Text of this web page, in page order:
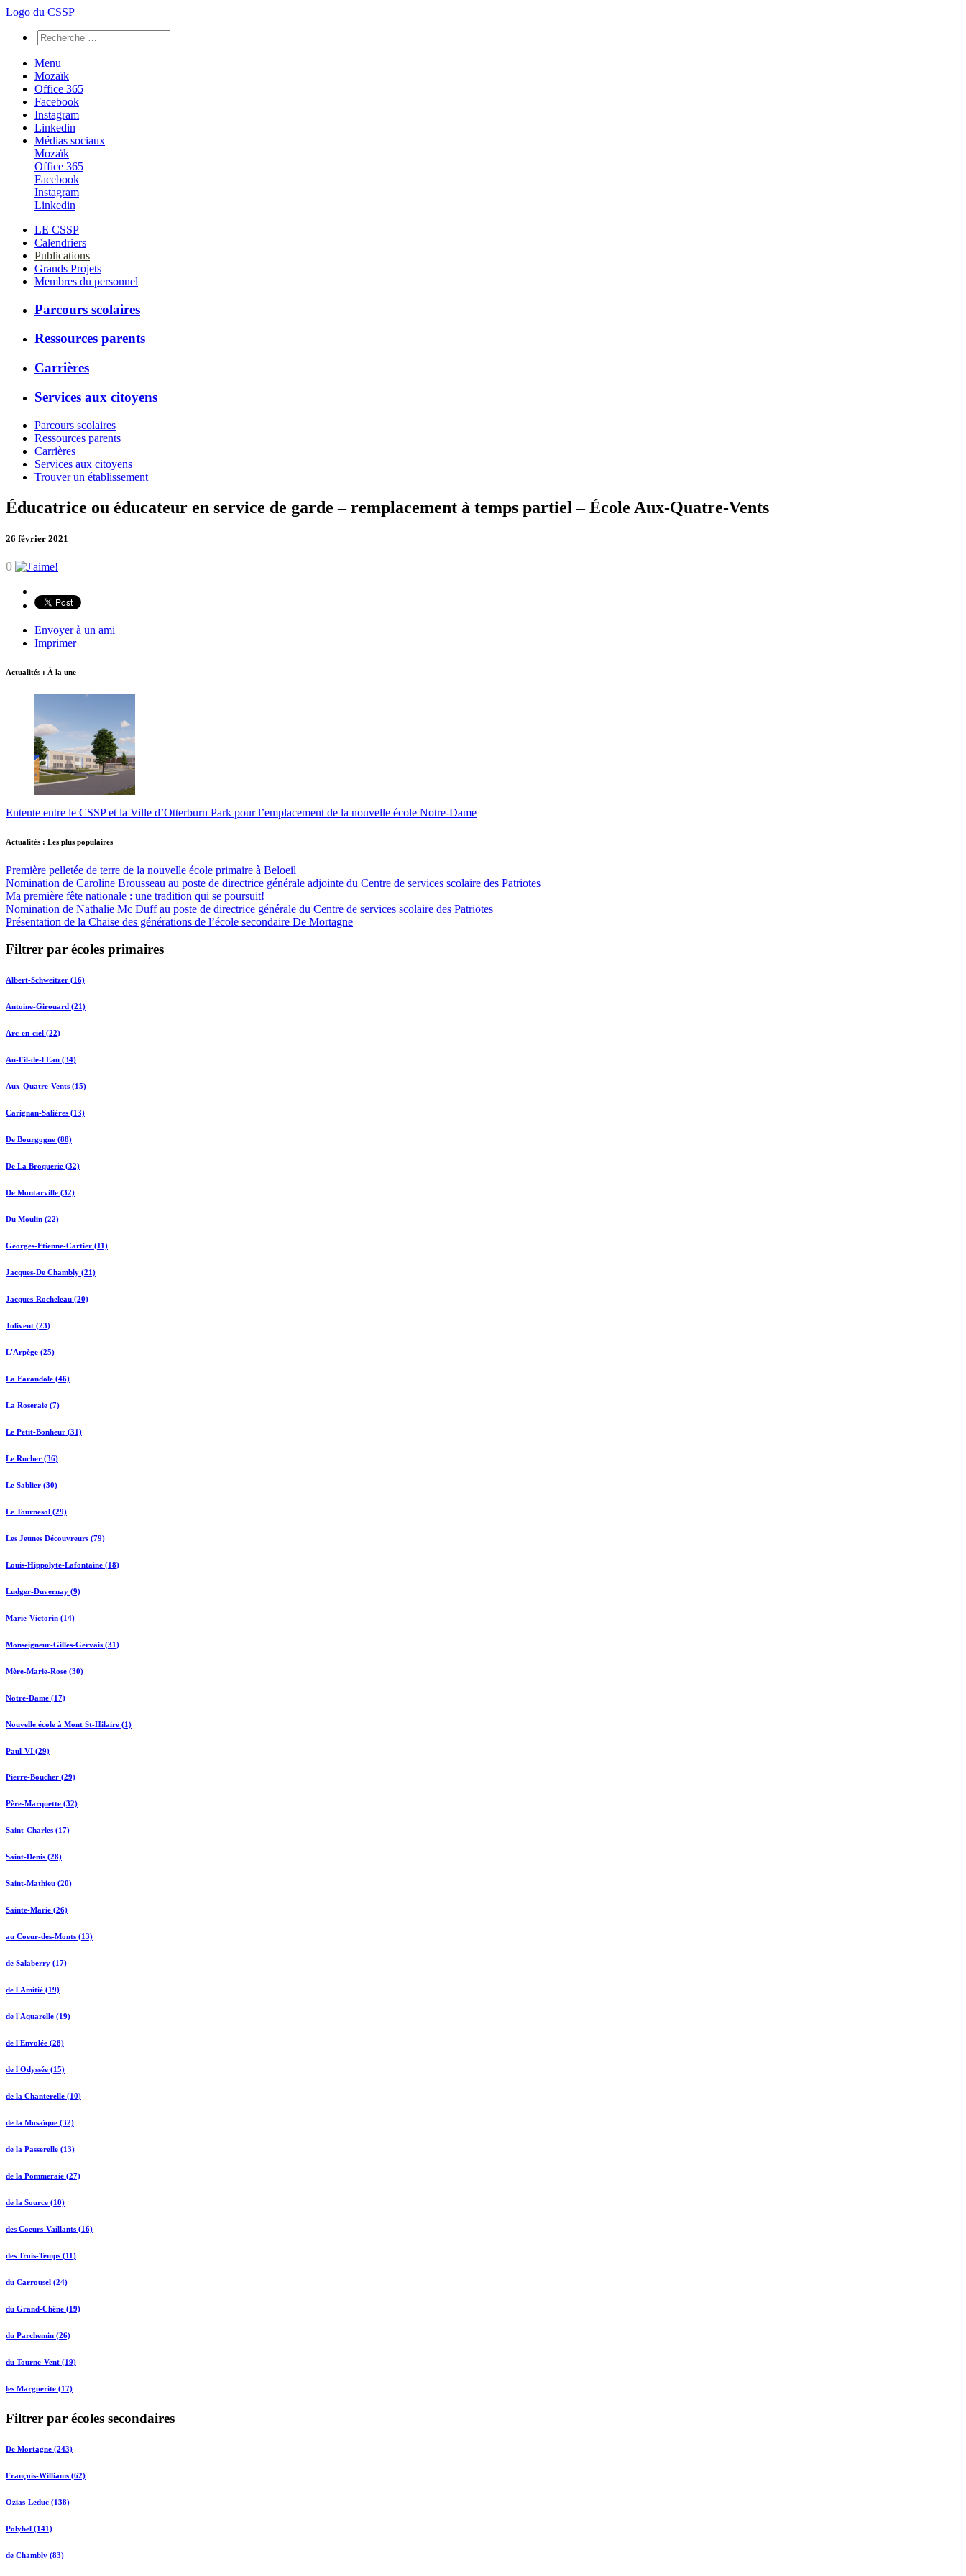
Logo du CSSP
Menu
Mozaïk
Office 365
Facebook
Instagram
Linkedin
Médias sociaux
Mozaïk
Office 365
Facebook
Instagram
Linkedin
LE CSSP
Calendriers
Publications
Grands Projets
Membres du personnel
Parcours scolaires
Ressources parents
Carrières
Services aux citoyens
Parcours scolaires
Ressources parents
Carrières
Services aux citoyens
Trouver un établissement
Éducatrice ou éducateur en service de garde – remplacement à temps partiel – École Aux-Quatre-Vents
26 février 2021
0
Envoyer à un ami
Imprimer
Actualités : À la une
Entente entre le CSSP et la Ville d’Otterburn Park pour l’emplacement de la nouvelle école Notre-Dame
Actualités : Les plus populaires
Première pelletée de terre de la nouvelle école primaire à Beloeil
Nomination de Caroline Brousseau au poste de directrice générale adjointe du Centre de services scolaire des Patriotes
Ma première fête nationale : une tradition qui se poursuit!
Nomination de Nathalie Mc Duff au poste de directrice générale du Centre de services scolaire des Patriotes
Présentation de la Chaise des générations de l’école secondaire De Mortagne
Filtrer par écoles primaires
Albert-Schweitzer (16)
Antoine-Girouard (21)
Arc-en-ciel (22)
Au-Fil-de-l'Eau (34)
Aux-Quatre-Vents (15)
Carignan-Salières (13)
De Bourgogne (88)
De La Broquerie (32)
De Montarville (32)
Du Moulin (22)
Georges-Étienne-Cartier (11)
Jacques-De Chambly (21)
Jacques-Rocheleau (20)
Jolivent (23)
L'Arpège (25)
La Farandole (46)
La Roseraie (7)
Le Petit-Bonheur (31)
Le Rucher (36)
Le Sablier (30)
Le Tournesol (29)
Les Jeunes Découvreurs (79)
Louis-Hippolyte-Lafontaine (18)
Ludger-Duvernay (9)
Marie-Victorin (14)
Monseigneur-Gilles-Gervais (31)
Mère-Marie-Rose (30)
Notre-Dame (17)
Nouvelle école à Mont St-Hilaire (1)
Paul-VI (29)
Pierre-Boucher (29)
Père-Marquette (32)
Saint-Charles (17)
Saint-Denis (28)
Saint-Mathieu (20)
Sainte-Marie (26)
au Coeur-des-Monts (13)
de Salaberry (17)
de l'Amitié (19)
de l'Aquarelle (19)
de l'Envolée (28)
de l'Odyssée (15)
de la Chanterelle (10)
de la Mosaïque (32)
de la Passerelle (13)
de la Pommeraie (27)
de la Source (10)
des Coeurs-Vaillants (16)
des Trois-Temps (11)
du Carrousel (24)
du Grand-Chêne (19)
du Parchemin (26)
du Tourne-Vent (19)
les Marguerite (17)
Filtrer par écoles secondaires
De Mortagne (243)
François-Williams (62)
Ozias-Leduc (138)
Polybel (141)
de Chambly (83)